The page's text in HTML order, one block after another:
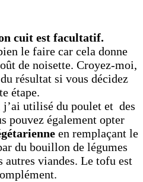
cuit est facultatif.
le faire car cela donne
de noisette. Croyez-moi,
résultat si vous décidez
étape.
j’ai utilisé du poulet et des
pouvez également opter
en remplaçant le
du bouillon de légumes
autres viandes. Le tofu est